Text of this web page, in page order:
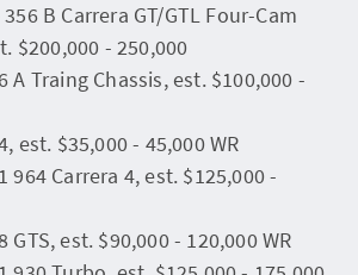
B Carrera GT/GTL Four-Cam
$200,000 - 250,000
A Traing Chassis, est. $100,000 -
est. $35,000 - 45,000 WR
964 Carrera 4, est. $125,000 -
GTS, est. $90,000 - 120,000 WR